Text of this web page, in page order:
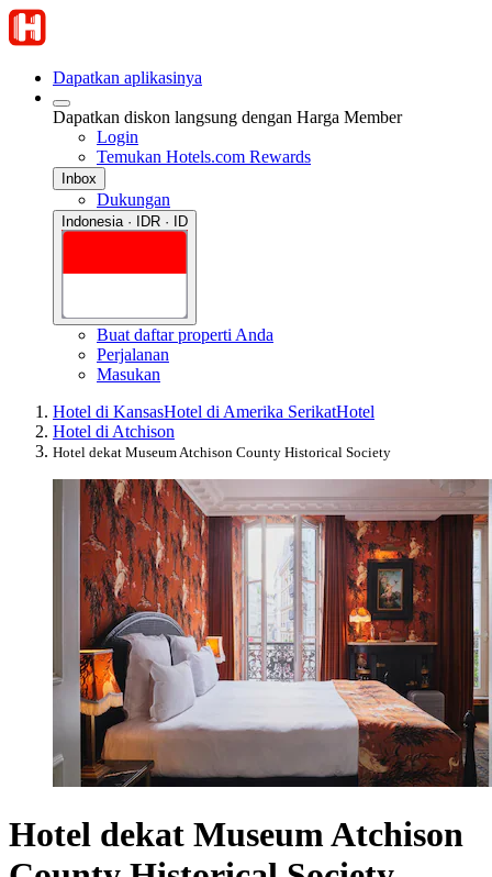
Dapatkan aplikasinya
Dapatkan diskon langsung dengan Harga Member
Login
Temukan Hotels.com Rewards
Inbox
Dukungan
Indonesia · IDR · ID
Buat daftar properti Anda
Perjalanan
Masukan
Hotel di KansasHotel di Amerika SerikatHotel
Hotel di Atchison
Hotel dekat Museum Atchison County Historical Society
Hotel dekat Museum Atchison